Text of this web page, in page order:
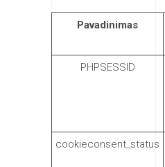
Pavadinimas
PHPSESSID
cookieconsent_status